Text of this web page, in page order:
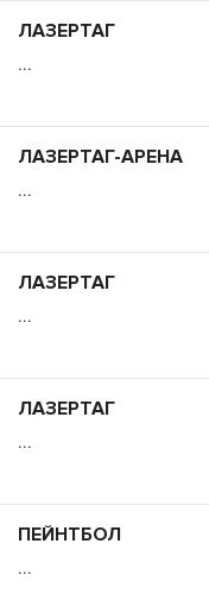
ЛАЗЕРТАГ
...
ЛАЗЕРТАГ-АРЕНА
...
ЛАЗЕРТАГ
...
ЛАЗЕРТАГ
...
ПЕЙНТБОЛ
...